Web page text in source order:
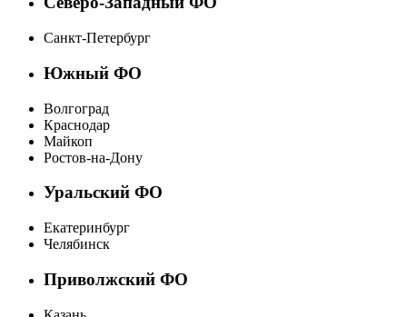
Санкт-Петербург
Южный ФО
Волгоград
Краснодар
Майкоп
Ростов-на-Дону
Уральский ФО
Екатеринбург
Челябинск
Приволжский ФО